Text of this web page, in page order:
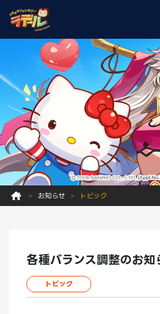
お知らせ トピック
各種バランス調整のお知
トピック